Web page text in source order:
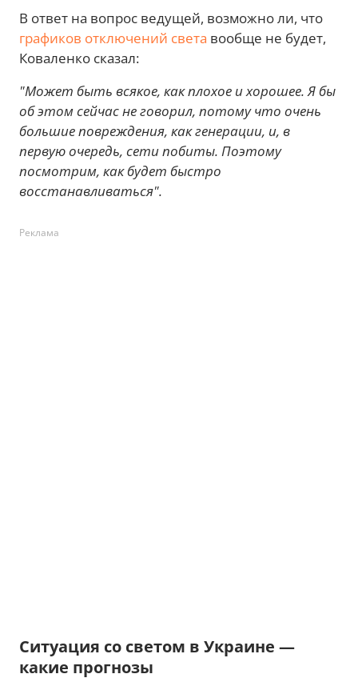
В ответ на вопрос ведущей, возможно ли, что
графиков отключений света вообще не будет,
Коваленко сказал:
"Может быть всякое, как плохое и хорошее. Я бы
об этом сейчас не говорил, потому что очень
большие повреждения, как генерации, и, в
первую очередь, сети побиты. Поэтому
посмотрим, как будет быстро
восстанавливаться".
Реклама
Ситуация со светом в Украине —
какие прогнозы